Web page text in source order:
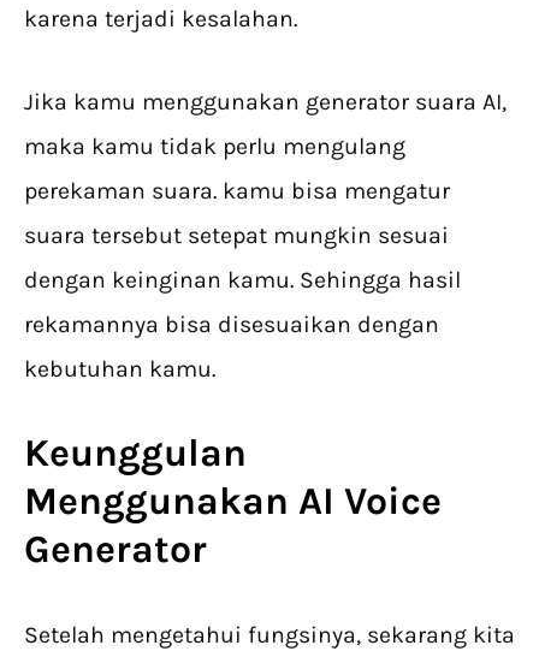
karena terjadi kesalahan.
Jika kamu menggunakan generator suara AI,
maka kamu tidak perlu mengulang
perekaman suara. kamu bisa mengatur
suara tersebut setepat mungkin sesuai
dengan keinginan kamu. Sehingga hasil
rekamannya bisa disesuaikan dengan
kebutuhan kamu.
Keunggulan
Menggunakan AI Voice
Generator
Setelah mengetahui fungsinya, sekarang kita